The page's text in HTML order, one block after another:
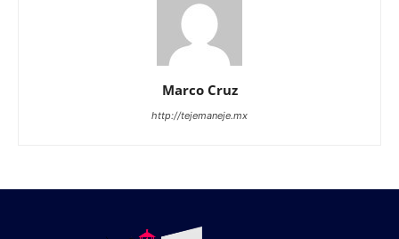
Marco Cruz
http://tejemaneje.mx